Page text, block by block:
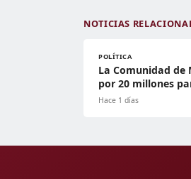
NOTICIAS
POLÍTICA
La Comunidad de
por 20 millones
Hace 1 días